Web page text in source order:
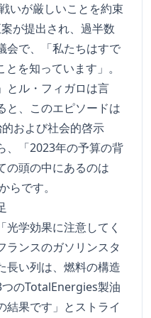
いが厳しいことを約束
が提出され、過半数
会で、「私たちはすで
を知っています」。
とル・フィガロは言
と、このエピソードは
および社会的啓示
、「2023年の予算の背
の頭の中にあるのは
らです。
光学効果に注意してく
ランスのガソリンスタ
長い列は、燃料の構造
のTotalEnergies製油
結果です」とストライ